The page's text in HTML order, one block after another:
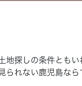
地探しの条件ともい
れない鹿児島なら